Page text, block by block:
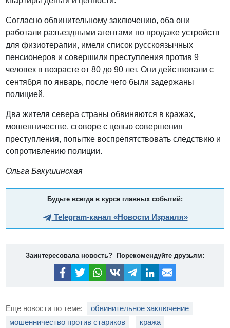
Согласно обвинительному заключению, оба они
работали разъездными агентами по продаже устройств
для физиотерапии, имели список русскоязычных
пенсионеров и совершили преступления против 9
человек в возрасте от 80 до 90 лет. Они действовали с
сентября по январь, после чего были задержаны
полицией.
Два жителя севера страны обвиняются в кражах,
мошенничестве, сговоре с целью совершения
преступления, попытке воспрепятствовать следствию и
сопротивлению полиции.
Ольга Бакушинская
Будьте всегда в курсе главных событий:
Telegram-канал «Новости Израиля»
Заинтересовала новость? Порекомендуйте друзьям:
Еще новости по теме:
обвинительное заключение
мошенничество против стариков
кража